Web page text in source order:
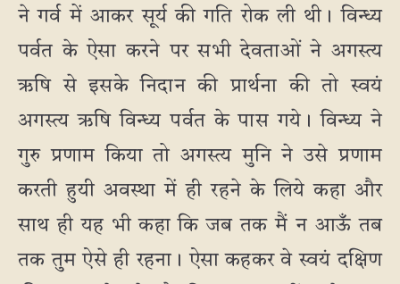
ने गर्व में आकर सूर्य की गति रोक ली थी। विन्ध्य
पर्वत के ऐसा करने पर सभी देवताओं ने अगस्त्य
ऋषि से इसके निदान की प्रार्थना की तो स्वयं
अगस्त्य ऋषि विन्ध्य पर्वत के पास गये। विन्ध्य ने
गुरु प्रणाम किया तो अगस्त्य मुनि ने उसे प्रणाम
करती हुयी अवस्था में ही रहने के लिये कहा और
साथ ही यह भी कहा कि जब तक मैं न आऊँ तब
तक तुम ऐसे ही रहना। ऐसा कहकर वे स्वयं दक्षिण